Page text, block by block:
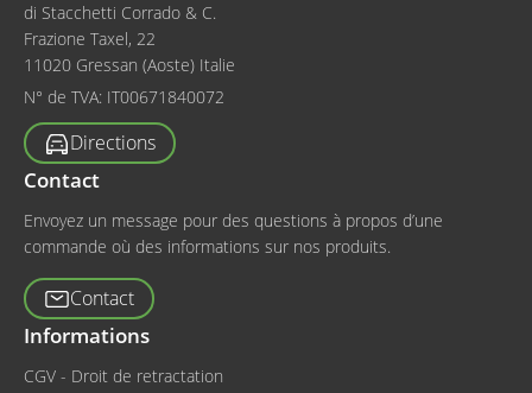
di Stacchetti Corrado & C.
Frazione Taxel, 22
11020 Gressan (Aoste) Italie
N° de TVA: IT00671840072
Directions
Contact
Envoyez un message pour des questions à propos d’une
commande où des informations sur nos produits.
Contact
Informations
CGV - Droit de retractation